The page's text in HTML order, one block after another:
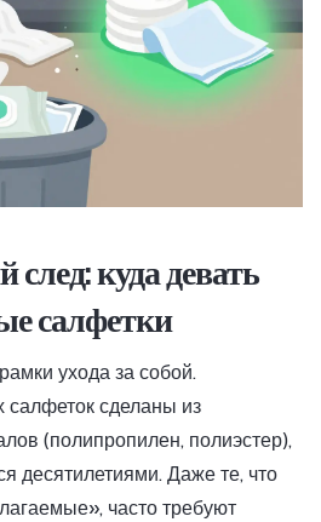
след: куда девать
салфетки
ухода за собой.
сделаны из
(полипропилен, полиэстер),
десятилетиями. Даже те, что
часто требуют